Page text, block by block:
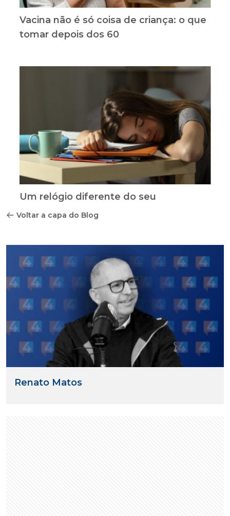
Vacina não é só coisa de criança: o que
tomar depois dos 60
Um relógio diferente do seu
Voltar a capa do Blog
Renato Matos